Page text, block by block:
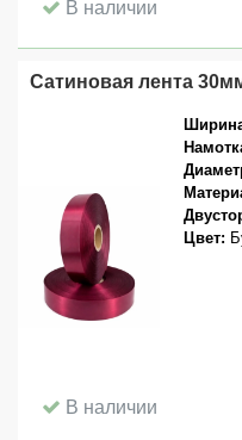
В наличии
Сатиновая лента
Цвет:
В наличии